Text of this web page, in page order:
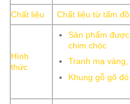
Chất liệu Chất liệu từ tấm
Hình
thức
Sản phẩm
chim chóc
Tranh mạ
Khung gỗ gõ